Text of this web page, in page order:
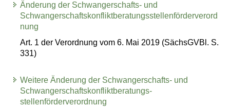
Änderung der Schwangerschafts- und
Schwangerschaftskonfliktberatungsstellenförderverord
nung
Art. 1 der Verordnung vom 6. Mai 2019 (SächsGVBl. S.
331)
Weitere Änderung der Schwangerschafts- und
Schwangerschaftskonfliktberatungs-
stellenförderverordnung